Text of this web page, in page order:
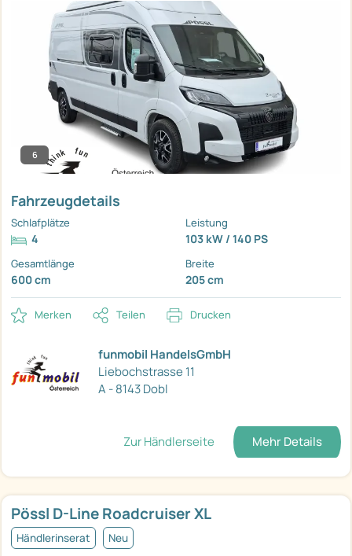
6
Fahrzeugdetails
Schlafplätze
4
Leistung
103 kW / 140 PS
Gesamtlänge
600 cm
Breite
205 cm
Merken Teilen Drucken
funmobil HandelsGmbH
Liebochstrasse 11
A - 8143 Dobl
Zur Händlerseite Mehr Details
Pössl D-Line Roadcruiser XL
Händlerinserat Neu